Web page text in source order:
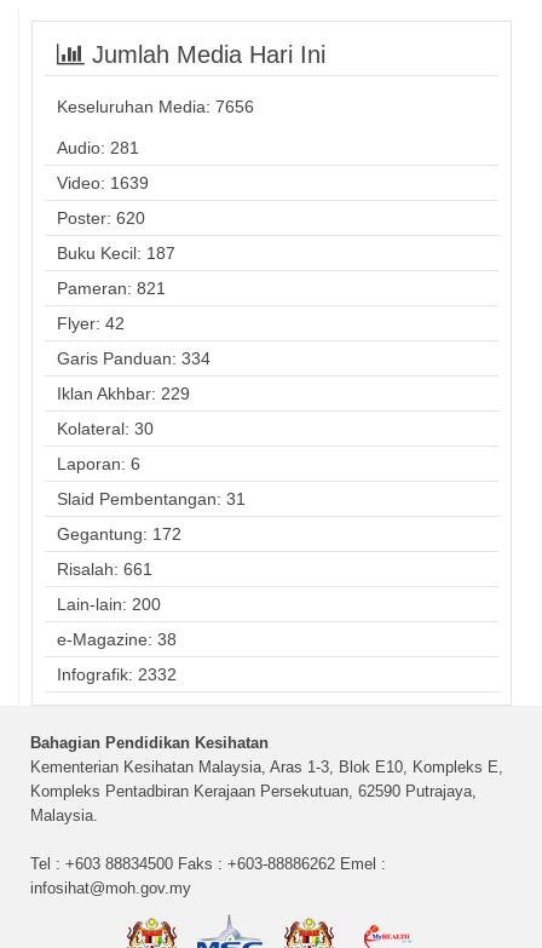
Jumlah Media Hari Ini
Keseluruhan Media: 7656
Audio: 281
Video: 1639
Poster: 620
Buku Kecil: 187
Pameran: 821
Flyer: 42
Garis Panduan: 334
Iklan Akhbar: 229
Kolateral: 30
Laporan: 6
Slaid Pembentangan: 31
Gegantung: 172
Risalah: 661
Lain-lain: 200
e-Magazine: 38
Infografik: 2332
Bahagian Pendidikan Kesihatan
Kementerian Kesihatan Malaysia, Aras 1-3, Blok E10, Kompleks E,
Kompleks Pentadbiran Kerajaan Persekutuan, 62590 Putrajaya,
Malaysia.
Tel : +603 88834500 Faks : +603-88886262 Emel :
infosihat@moh.gov.my